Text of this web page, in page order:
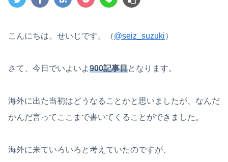
こんにちは。せいじです。（@seiz_suzuki）
さて、今日でいよいよ900記事目となります。
海外に出た当初はどうなることかと思いましたが、なんだ
かんだ言ってここまで書いてくることができました。
海外に来ていろいろと考えていたのですが、